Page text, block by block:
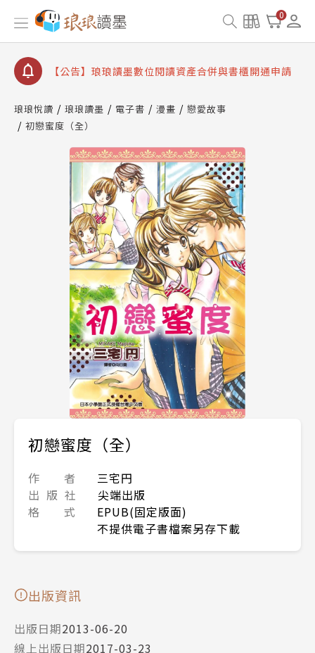
0
【公告】因 Readmoo 讀墨系統維護中，本站同步暫
停部分閱讀服務
【公告】琅琅讀墨數位閱讀資產合併與書櫃開通申請
【公告】琅琅讀墨書櫃開通常見問題
請圖文教學
【公告】琅琅書店服務升級重要說明及資產合併結果
【公告】因 Readmoo 讀墨系統維護中，本站同步暫
停部分閱讀服務
琅琅悅讀 琅琅讀墨 電子書 漫畫
戀愛故事
初戀蜜度（全）
初戀蜜度（全）
作 者
三宅円
出 版 社
尖端出版
格 式
EPUB(固定版面)
不提供電子書檔案另存下載
出版資訊
出版日期2013-06-20
線上出版日期2017-03-23